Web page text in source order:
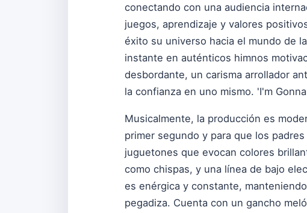
conectando con una audiencia
juegos, aprendizaje y valores
éxito su universo hacia el mundo de
instante en auténticos himnos
desbordante, un carisma arrollador
la confianza en uno mismo. 'I'm
Musicalmente, la producción es
primer segundo y para que los
juguetones que evocan colores
como chispas, y una línea de bajo
es enérgica y constante,
pegadiza. Cuenta con un gancho